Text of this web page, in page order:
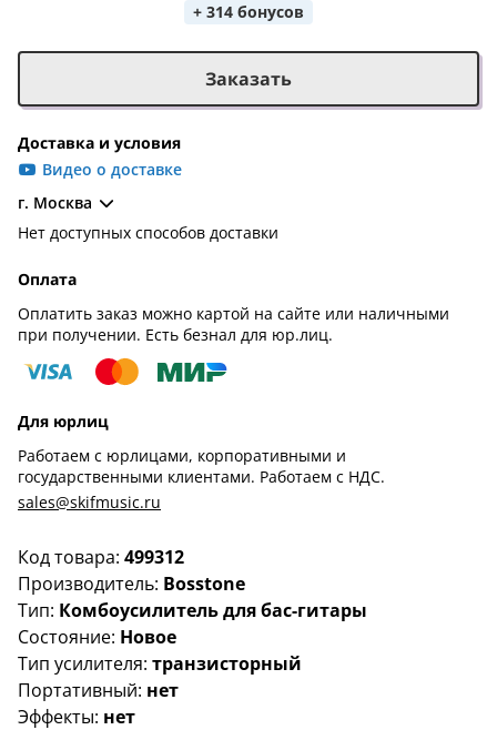
Код товара: 499312
Производитель: Bosstone
Тип: Комбоусилитель для бас-гитары
Состояние: Новое
Тип усилителя: транзисторный
Портативный: нет
Эффекты: нет
+ 314 бонусов
Заказать
Доставка и условия
Видео о доставке
г. Москва
Нет доступных способов доставки
Оплата
Оплатить заказ можно картой на сайте или наличными
при получении. Есть безнал для юр.лиц.
Для юрлиц
Работаем с юрлицами, корпоративными и
государственными клиентами. Работаем с НДС.
sales@skifmusic.ru